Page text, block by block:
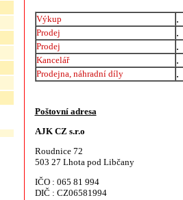
Výkup .
Prodej
.
Prodej
.
Kancelář
.
Prodejna, náhradní díly
.
Poštovní adresa
AJK CZ s.r.o
Roudnice 72
503 27 Lhota pod Libčany
IČO : 065 81 994
DIČ : CZ06581994